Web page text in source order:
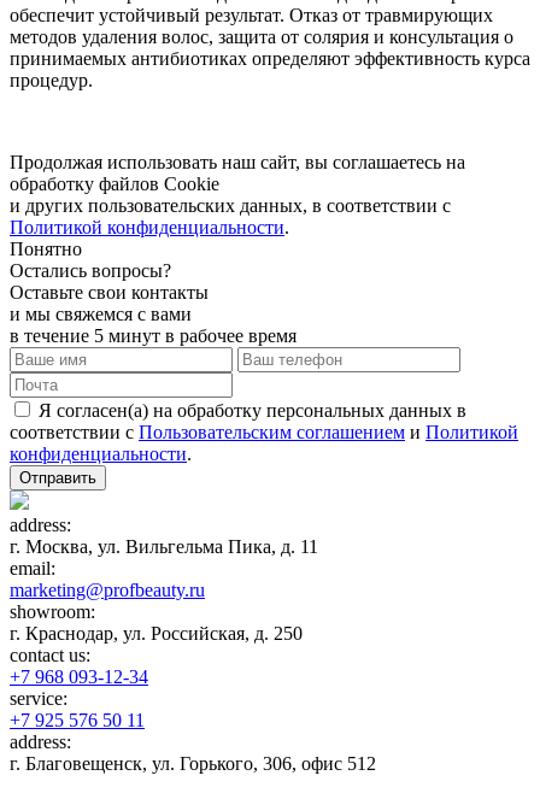
обеспечит устойчивый результат. Отказ от травмирующих
методов удаления волос, защита от солярия и консультация о
принимаемых антибиотиках определяют эффективность курса
процедур.
Продолжая использовать наш сайт, вы соглашаетесь на
обработку файлов Сookie
и других пользовательских данных, в соответствии с
Политикой конфиденциальности.
Понятно
Остались вопросы?
Оставьте свои контакты
и мы свяжемся с вами
в течение 5 минут в рабочее время
Я согласен(а) на обработку персональных данных в
соответствии с Пользовательским соглашением и Политикой
конфиденциальности.
Отправить
address:
г. Москва, ул. Вильгельма Пика, д. 11
email:
marketing@profbeauty.ru
showroom:
г. Краснодар, ул. Российская, д. 250
contact us:
+7 968 093-12-34
service:
+7 925 576 50 11
address:
г. Благовещенск, ул. Горького, 306, офис 512